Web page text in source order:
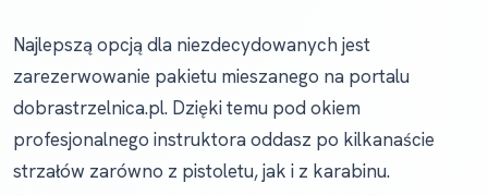
Najlepszą opcją dla niezdecydowanych jest
zarezerwowanie pakietu mieszanego na portalu
dobrastrzelnica.pl. Dzięki temu pod okiem
profesjonalnego instruktora oddasz po kilkanaście
strzałów zarówno z pistoletu, jak i z karabinu.